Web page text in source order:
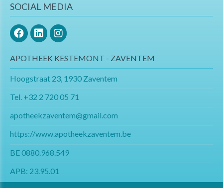
SOCIAL MEDIA
APOTHEEK KESTEMONT - ZAVENTEM
Hoogstraat 23, 1930 Zaventem
Tel. +32 2 720 05 71
apotheekzaventem@gmail.com​​​​​​​
https://www.apotheekzaventem.be
BE 0880.968.549
APB: 23.95.01